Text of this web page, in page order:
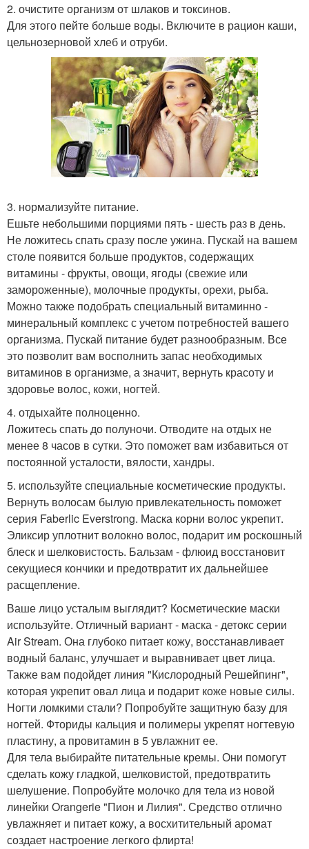
2. очистите организм от шлаков и токсинов.
Для этого пейте больше воды. Включите в рацион каши,
цельнозерновой хлеб и отруби.
3. нормализуйте питание.
Ешьте небольшими порциями пять - шесть раз в день.
Не ложитесь спать сразу после ужина. Пускай на вашем
столе появится больше продуктов, содержащих
витамины - фрукты, овощи, ягоды (свежие или
замороженные), молочные продукты, орехи, рыба.
Можно также подобрать специальный витаминно -
минеральный комплекс с учетом потребностей вашего
организма. Пускай питание будет разнообразным. Все
это позволит вам восполнить запас необходимых
витаминов в организме, а значит, вернуть красоту и
здоровье волос, кожи, ногтей.
4. отдыхайте полноценно.
Ложитесь спать до полуночи. Отводите на отдых не
менее 8 часов в сутки. Это поможет вам избавиться от
постоянной усталости, вялости, хандры.
5. используйте специальные косметические продукты.
Вернуть волосам былую привлекательность поможет
серия Faberlic Everstrong. Маска корни волос укрепит.
Эликсир уплотнит волокно волос, подарит им роскошный
блеск и шелковистость. Бальзам - флюид восстановит
секущиеся кончики и предотвратит их дальнейшее
расщепление.
Ваше лицо усталым выглядит? Косметические маски
используйте. Отличный вариант - маска - детокс серии
Air Stream. Она глубоко питает кожу, восстанавливает
водный баланс, улучшает и выравнивает цвет лица.
Также вам подойдет линия "Кислородный Решейпинг",
которая укрепит овал лица и подарит коже новые силы.
Ногти ломкими стали? Попробуйте защитную базу для
ногтей. Фториды кальция и полимеры укрепят ногтевую
пластину, а провитамин в 5 увлажнит ее.
Для тела выбирайте питательные кремы. Они помогут
сделать кожу гладкой, шелковистой, предотвратить
шелушение. Попробуйте молочко для тела из новой
линейки Orangerie "Пион и Лилия". Средство отлично
увлажняет и питает кожу, а восхитительный аромат
создает настроение легкого флирта!